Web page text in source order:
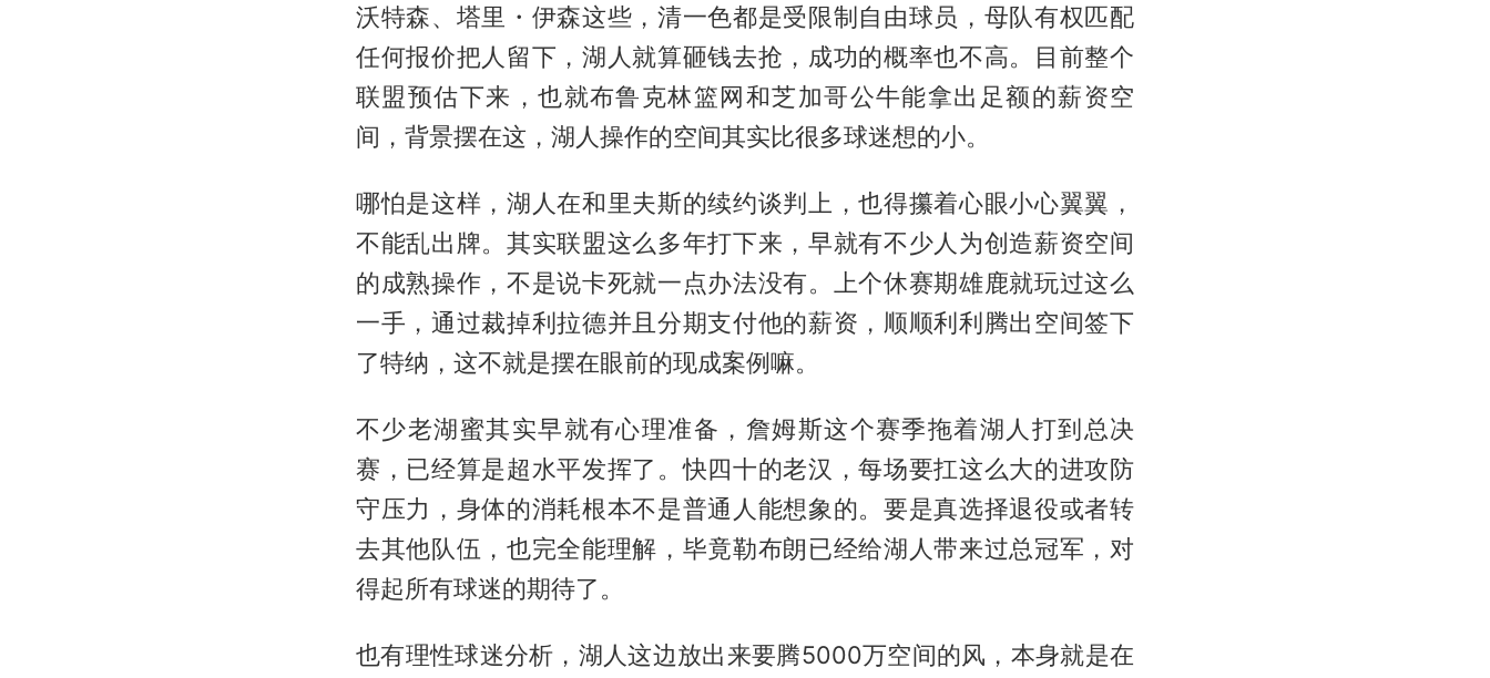
沃特森、塔里・伊森这些，清一色都是受限制自由球员，母队有权匹配
任何报价把人留下，湖人就算砸钱去抢，成功的概率也不高。目前整个
联盟预估下来，也就布鲁克林篮网和芝加哥公牛能拿出足额的薪资空
间，背景摆在这，湖人操作的空间其实比很多球迷想的小。
哪怕是这样，湖人在和里夫斯的续约谈判上，也得攥着心眼小心翼翼，
不能乱出牌。其实联盟这么多年打下来，早就有不少人为创造薪资空间
的成熟操作，不是说卡死就一点办法没有。上个休赛期雄鹿就玩过这么
一手，通过裁掉利拉德并且分期支付他的薪资，顺顺利利腾出空间签下
了特纳，这不就是摆在眼前的现成案例嘛。
不少老湖蜜其实早就有心理准备，詹姆斯这个赛季拖着湖人打到总决
赛，已经算是超水平发挥了。快四十的老汉，每场要扛这么大的进攻防
守压力，身体的消耗根本不是普通人能想象的。要是真选择退役或者转
去其他队伍，也完全能理解，毕竟勒布朗已经给湖人带来过总冠军，对
得起所有球迷的期待了。
也有理性球迷分析，湖人这边放出来要腾5000万空间的风，本身就是在